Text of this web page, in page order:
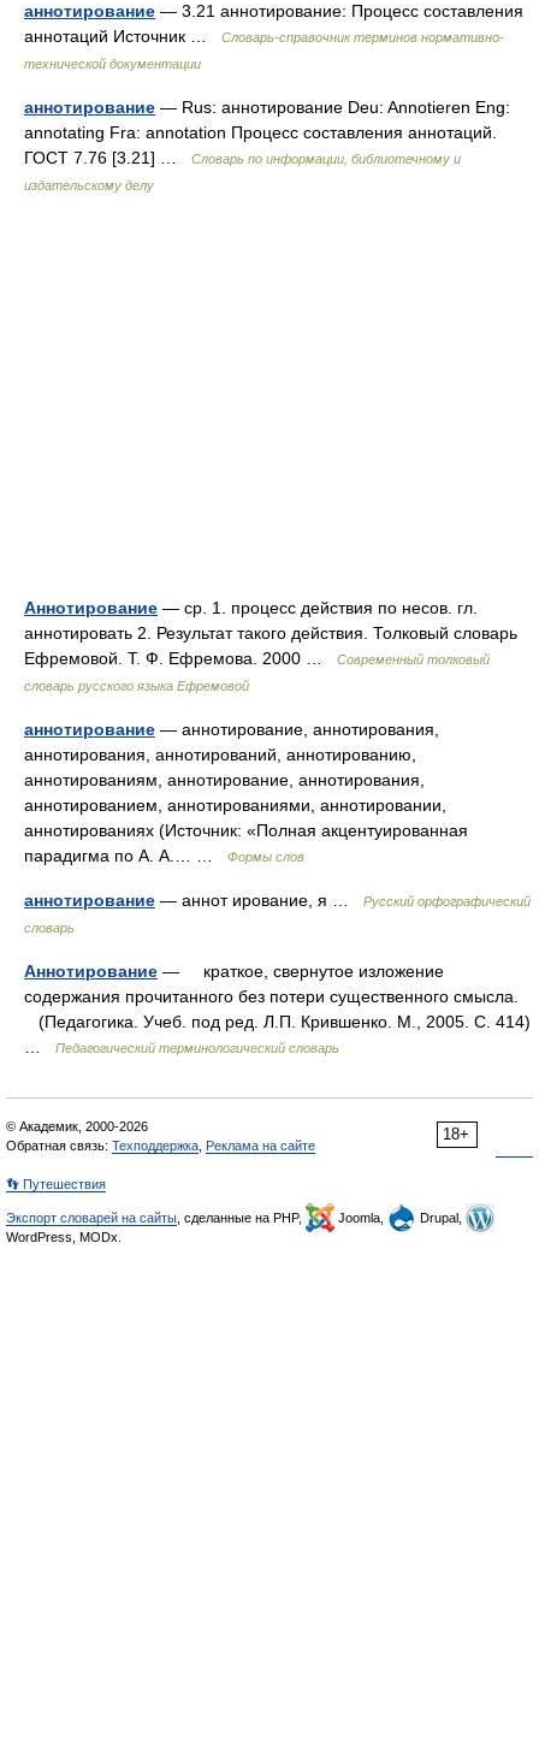
аннотирование — 3.21 аннотирование: Процесс составления
аннотаций Источник …
Словарь-справочник терминов нормативно-
технической документации
аннотирование — Rus: аннотирование Deu: Annotieren Eng:
annotating Fra: annotation Процесс составления аннотаций.
ГОСТ 7.76 [3.21] …
Словарь по информации, библиотечному и
издательскому делу
Аннотирование — ср. 1. процесс действия по несов. гл.
аннотировать 2. Результат такого действия. Толковый словарь
Ефремовой. Т. Ф. Ефремова. 2000 …
Современный толковый
словарь русского языка Ефремовой
аннотирование — аннотирование, аннотирования,
аннотирования, аннотирований, аннотированию,
аннотированиям, аннотирование, аннотирования,
аннотированием, аннотированиями, аннотировании,
аннотированиях (Источник: «Полная акцентуированная
парадигма по А. А.… …
Формы слов
аннотирование — аннот ирование, я …
Русский орфографический
словарь
Аннотирование — краткое, свернутое изложение
содержания прочитанного без потери существенного смысла.
(Педагогика. Учеб. под ред. Л.П. Крившенко. М., 2005. С. 414)
Педагогический терминологический словарь
18+
© Академик, 2000-2026
Обратная связь: Техподдержка Реклама на сайте
👣 Путешествия
Экспорт словарей на сайты , сделанные на PHP, Joomla,
Drupal,
WordPress, MODx.